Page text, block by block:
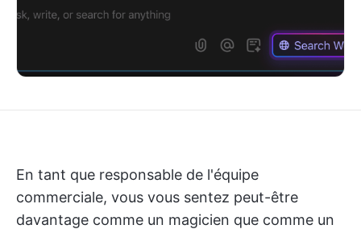
En tant que responsable de l'équipe
commerciale, vous vous sentez peut-être
davantage comme un magicien que comme un